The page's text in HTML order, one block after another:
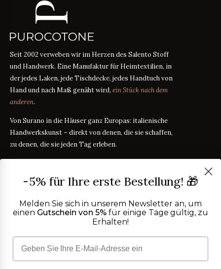
Seit 2002 verweben wir im Herzen des Salento Stoff
und Handwerk. Eine Manufaktur für Heimtextilien, in
der jedes Laken, jede Tischdecke, jedes Handtuch von
Hand und nach Maß genäht wird, ein Stück nach dem
anderen.
Von Surano in die Häuser ganz Europas: italienische
Handwerkskunst – direkt von denen, die sie schaffen,
zu denen, die sie jeden Tag erleben.
PRODUKTE
Tischwäsche
Badtextilien
Maßanleitung RATGEBER
RATGEBER
TC300 vs Ägyptische Baumwolle RATGEBER
Wer wir sind
OEKO-TEX-Zertifizierung
Kontakt
-5% für Ihre erste Bestellung! 🎁
Melden Sie sich in unserem Newsletter an, um
einen Gutschein von 5% für einige Tage gültig, zu
Erhalten!